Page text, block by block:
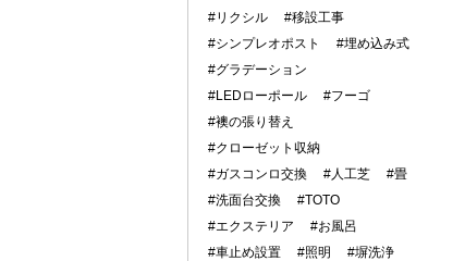
#リクシル
#移設工事
#シンプレオポスト
#埋め込み式
#グラデーション
#LEDローポール
#フーゴ
#襖の張り替え
#クローゼット収納
#ガスコンロ交換
#人工芝
#畳
#洗面台交換
#TOTO
#エクステリア
#お風呂
#車止め設置
#照明
#塀洗浄